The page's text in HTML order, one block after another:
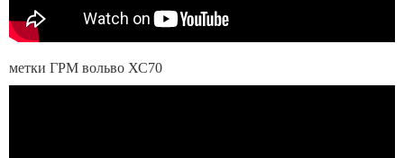
метки ГРМ вольво ХС70